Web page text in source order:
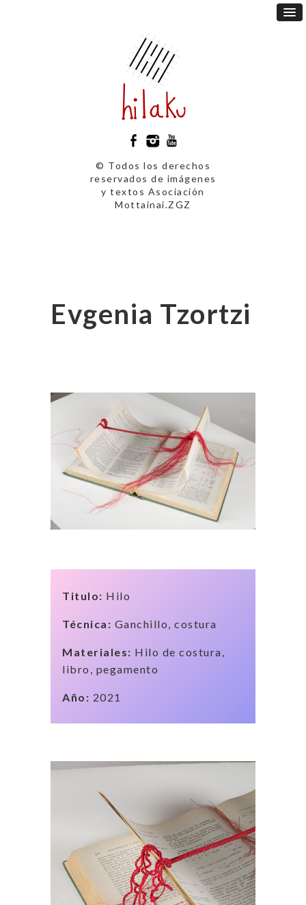
© Todos los derechos
reservados de imágenes
y textos Asociación
Mottainai.ZGZ
Evgenia Tzortzi
Titulo: Hilo
Técnica: Ganchillo, costura
Materiales: Hilo de costura,
libro, pegamento
Año: 2021